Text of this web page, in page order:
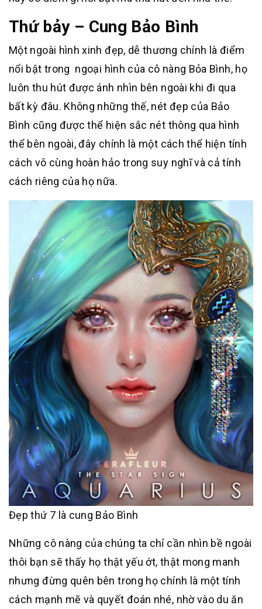
Thứ bảy – Cung Bảo Bình
Một ngoài hình xinh đẹp, dễ thương chính là điểm
nổi bật trong ngoại hình của cô nàng Bỏa Bình, họ
luôn thu hút được ánh nhìn bên ngoài khi đi qua
bất kỳ đâu. Không những thế, nét đẹp của Bảo
Bình cũng được thể hiện sắc nét thông qua hình
thể bên ngoài, đây chính là một cách thể hiện tính
cách vô cùng hoàn hảo trong suy nghĩ và cả tính
cách riêng của họ nữa.
Đẹp thứ 7 là cung Bảo Bình
Những cô nàng của chúng ta chỉ cần nhìn bề ngoài
thôi bạn sẽ thấy họ thật yếu ớt, thật mong manh
nhưng đừng quên bên trong họ chính là một tính
cách mạnh mẽ và quyết đoán nhé, nhờ vào du ăn